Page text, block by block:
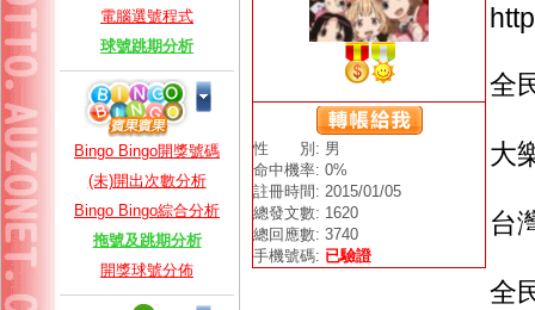
電腦選號程式
球號跳期分析
Bingo Bingo開獎號碼
(未)開出次數分析
Bingo Bingo綜合分析
拖號及跳期分析
開獎球號分佈
性 別: 男
命中機率: 0%
註冊時間: 2015/01/05
總發文數: 1620
總回應數: 3740
手機號碼: 已驗證
全
大
台
全